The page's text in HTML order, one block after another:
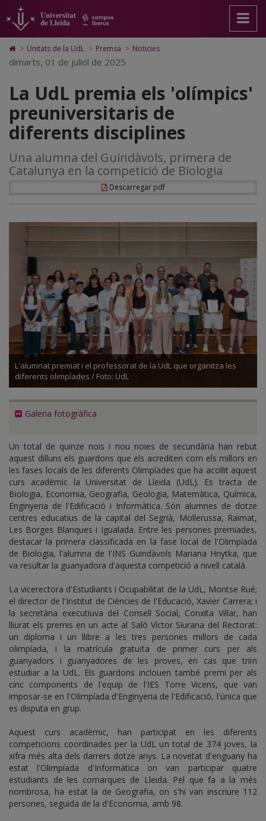
La
UdL
premia
els
'olímpics'
preuniversitaris
de
diferents
disciplines
pàgina
principal.
Universitat
Lleida
contingut
principal
Mapa
Web.
Universitat
Cerca
Accessibilitat.
Universitat
Lleida
Icono
de
Home
a
la
página
de
inicio
> Unitats de la UdL > Premsa > Noticies
dimarts, 01 de juliol de 2025
La UdL premia els 'olímpics'
preuniversitaris de
diferents disciplines
Una alumna del Guindàvols, primera de
Catalunya en la competició de Biologia
Descarregar pdf
L'alumnat premiat i el professorat de la UdL que organitza les
diferents olimpíades / Foto: UdL
Galeria fotogràfica
Un total de quinze nois i nou noies de secundària han rebut
aquest dilluns els guardons que els acrediten com els millors en
les fases locals de les diferents Olimpíades que ha acollit aquest
curs acadèmic la Universitat de Lleida (UdL). Es tracta de
Biologia, Economia, Geografia, Geologia, Matemàtica, Química,
Enginyeria de l'Edificació i Informàtica. Són alumnes de dotze
centres educatius de la capital del Segrià, Mollerussa, Raimat,
Les Borges Blanques i Igualada. Entre les persones premiades,
destacar la primera classificada en la fase local de l'Olimpíada
de Biologia, l'alumna de l'INS Guindàvols Mariana Hnytka, que
va resultar la guanyadora d'aquesta competició a nivell català.
La vicerectora d'Estudiants i Ocupabilitat de la UdL, Montse Rué;
el director de l'Institut de Ciències de l'Educació, Xavier Carrera; i
la secretària executiuva del Consell Social, Conxita Villar, han
lliurat els premis en un acte al Saló Víctor Siurana del Rectorat:
un diploma i un llibre a les tres persones millors de cada
olimpíada, i la matrícula gratuïta de primer curs per als
guanyadors i guanyadores de les proves, en cas que triïn
estudiar a la UdL. Els guardons inclouen també premi per als
cinc components de l'equip de l'IES Torre Vicens, que van
imposar-se en l'Olimpíada d'Enginyeria de l'Edificació, l'única que
es disputa en grup.
Aquest curs acadèmic, han participat en les diferents
competicions coordinades per la UdL un total de 374 joves, la
xifra més alta dels darrers dotze anys. La novetat d'enguany ha
estat l'Olimpíada d'Informàtica on van participar quatre
estudiants de les comarques de Lleida. Pel que fa a la més
nombrosa, ha estat la de Geografia, on s'hi van inscriure 112
persones, seguida de la d'Economia, amb 98.